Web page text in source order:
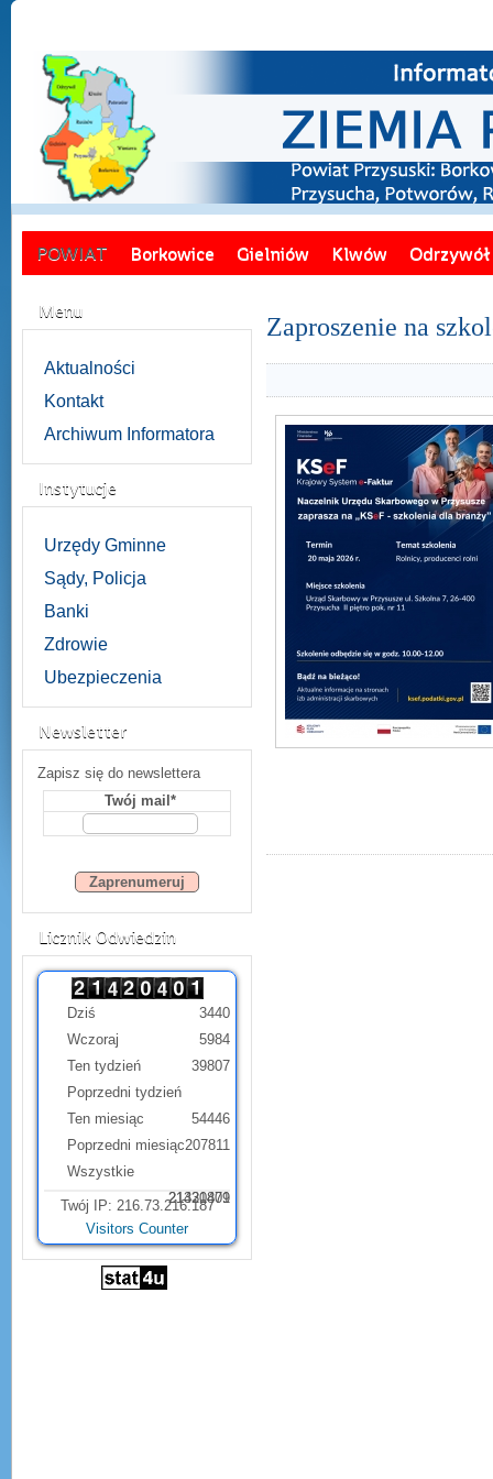
POWIAT Borkowice Gielniów Klwów Odrzywół
Menu
Aktualności
Kontakt
Archiwum Informatora
Instytucje
Urzędy Gminne
Sądy, Policja
Banki
Zdrowie
Ubezpieczenia
Newsletter
Zapisz się do newslettera
Twój mail*
Licznik Odwiedzin
Dziś
Wczoraj
Ten tydzień
Poprzedni tydzień
Ten miesiąc
Poprzedni miesiąc
Wszystkie
3440
5984
39807
21331879
54446
207811
21420401
Twój IP: 216.73.216.187
Visitors Counter
Zaproszenie na